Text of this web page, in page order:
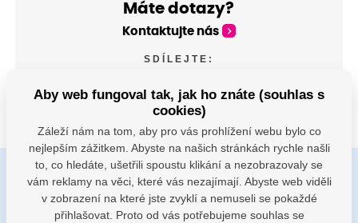
Máte dotazy?
Kontaktujte nás
SDÍLEJTE:
Buďte s námi v kontaktu
Jsme k dispozici pokud potřebujete pomoci
Aby web fungoval tak, jak ho znáte (souhlas s
cookies)
Záleží nám na tom, aby pro vás prohlížení webu bylo co
nejlepším zážitkem. Abyste na našich stránkách rychle našli
to, co hledáte, ušetřili spoustu klikání a nezobrazovaly se
vám reklamy na věci, které vás nezajímají. Abyste web viděli
v zobrazení na které jste zvyklí a nemuseli se pokaždé
přihlašovat. Proto od vás potřebujeme souhlas se